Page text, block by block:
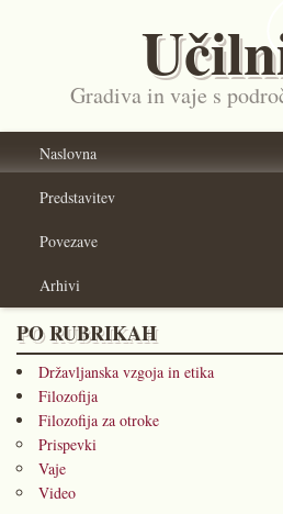
Gradiva in vaje s
Naslovna
Predstavitev
Povezave
Arhivi
PO RUBRIKAH
Državljanska vzgoja in etika
Filozofija
Filozofija za otroke
Prispevki
Vaje
Video